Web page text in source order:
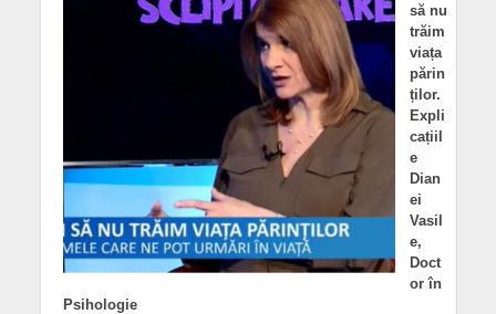
să nu
trăim
viața
părin
ților.
Expli
cațiil
e
Dian
ei
Vasil
e,
Doct
or în
Psihologie